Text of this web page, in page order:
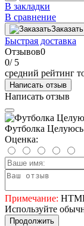
В закладки
В сравнение
Заказать
Быстрая доставка
Отзывов0
0/ 5
средний рейтинг
Написать отзыв
Написать отзыв
Футболка
Оценка:
Примечание:
Используйте
Продолжить